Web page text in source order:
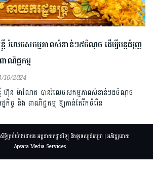
ត្រី រំលេចសកម្មភាពសំខាន់ៗ៥ចំណុច ដើម្បីបន្តជំរុញ
ាណិជ្ជកម្ម
10/2024
រី ហ៊ុន ម៉ាណែត បានរំលេចសកម្មភាពសំខាន់ៗ៥ចំណុច
ឋកិច្ច និង ពាណិជ្ជកម្ម ឱ្យកាន់តែរីកចំរើន
ធិគ្រប់យ៉ាងដោយ៖ អគ្គនាយកដ្ឋានវិទ្យុ និងទូរទស្សន៍អប្សរា | អភិវឌ្ឍដោយ
Apsara Media Services